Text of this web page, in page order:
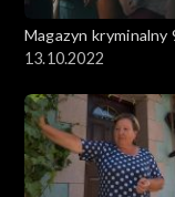
Magazyn kryminalny
13.10.2022